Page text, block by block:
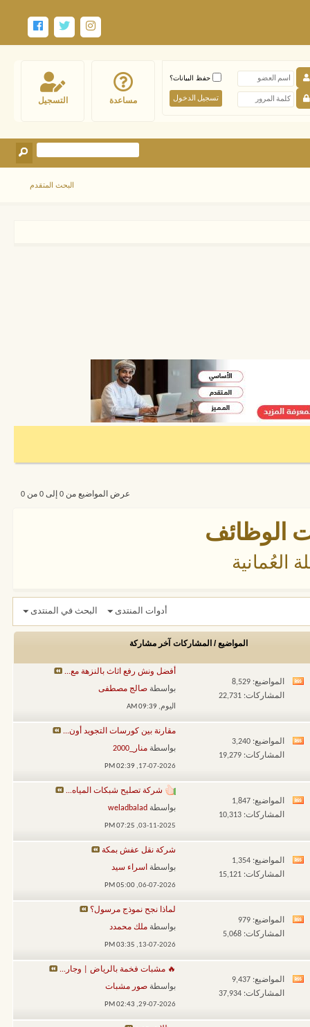
التسجيل مساعدة
حفظ البيانات؟
البحث المتقدم
عرض المواضيع من 0 إلى 0 من 0
الوظائف
العُمانية
أدوات المنتدى البحث في المنتدى
المواضيع / المشاركات آخر مشاركة
مشاهدة
هذا
المنتدى
المواضيع: 8,529
المشاركات: 22,731
أفضل ونش رفع اثاث بالنزهة مع...
بواسطة صالج مصطفى
اليوم, 09:39 AM
مشاهدة
هذا
المنتدى
المواضيع: 3,240
المشاركات: 19,279
مقارنة بين كورسات التجويد أون...
بواسطة منار_2000
17-07-2026,
02:39 PM
مشاهدة
هذا
المنتدى
المواضيع: 1,847
المشاركات: 10,313
شركة تصليح شبكات المياه...
بواسطة weladbalad
03-11-2025,
07:25 PM
مشاهدة
هذا
المنتدى
المواضيع: 1,354
المشاركات: 15,121
شركة نقل عفش بمكة
بواسطة اسراء سيد
06-07-2026,
05:00 PM
مشاهدة
هذا
المنتدى
المواضيع: 979
المشاركات: 5,068
لماذا نجح نموذج مرسول؟
بواسطة ملك محمدد
13-07-2026,
03:35 PM
مشاهدة
هذا
المواضيع: 9,437
المشاركات: 37,934
🔥 مشبات فخمة بالرياض | وجار...
بواسطة صور مشبات
29-07-2026,
02:43 PM